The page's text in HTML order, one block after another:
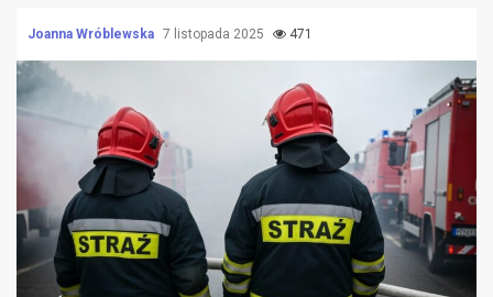
Joanna Wróblewska 7 listopada 2025 471